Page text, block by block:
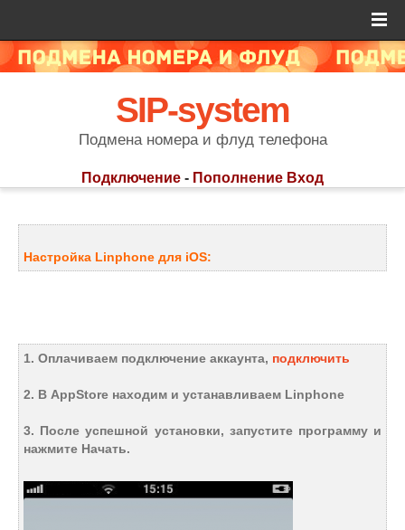
SIP-system
Подмена номера и флуд телефона
Подключение - Пополнение Вход
Настройка Linphone для iOS:
1. Оплачиваем подключение аккаунта, подключить
2. В AppStore находим и устанавливаем Linphone
3. После успешной установки, запустите программу и
нажмите Начать.